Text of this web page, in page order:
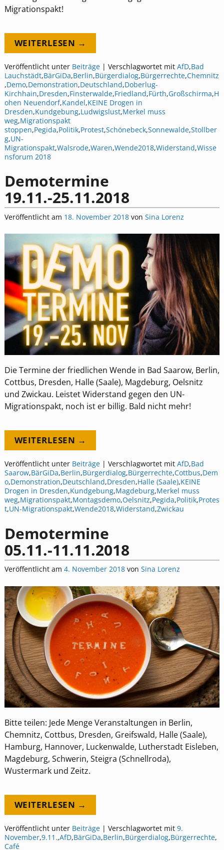
Migrationspakt!
WEITERLESEN →
Veröffentlicht unter Beiträge| Verschlagwortet mit AfD,Bad
Lauchstädt,BärGiDa,Berlin,Bürgerdialog,Bürgerrechte,Chemnitz
,Demo,Demonstration,Deutschland,Doberlug-
Kirchhain,Dresden,Finsterwalde,Friedland,Fürth,Großschirma,H
ohen Neuendorf,Kandel,KEINE Drogen in
Dresden,Kundgebung,Ludwigslust,Merkel muss
weg,Migrationspakt
stoppen,Pegida,Politik,Protest,Schönebeck,Sonnewalde,Stollber
g,UN-
Migrationspakt,Walsrode,Waren,Wende2018,Widerstand,Wisse
nsforum 2018
Demotermine
19.11.-25.11.2018
Veröffentlicht am 18. November 2018 von Sina Lorenz
Die Termine der friedlichen Wende in Bad Saarow, Berlin,
Cottbus, Dresden, Halle (Saale), Magdeburg, Oelsnitz
und Zwickau. Leistet Widerstand gegen den UN-
Migrationspakt, noch ist er billig. Bald nicht mehr!
WEITERLESEN →
Veröffentlicht unter Beiträge| Verschlagwortet mit AfD,Bad
Saarow,BärGiDa,Berlin,Bürgerdialog,Bürgerrechte,Cottbus,Dem
o,Demonstration,Deutschland,Dresden,Halle (Saale),KEINE
Drogen in Dresden,Kundgebung,Magdeburg,Merkel muss
weg,Migrationspakt,Montagsdemo,Oelsnitz,Pegida,Politik,Protes
t,UN-Migrationspakt,Wende2018,Widerstand,Zwickau
Demotermine
05.11.-11.11.2018
Veröffentlicht am 4. November 2018 von Sina Lorenz
Bitte teilen: Jede Menge Veranstaltungen in Berlin,
Chemnitz, Cottbus, Dresden, Greifswald, Halle (Saale),
Hamburg, Hannover, Luckenwalde, Lutherstadt Eisleben,
Magdeburg, Schwerin, Steigra (Schnellroda),
Wustermark und Zeitz.
WEITERLESEN →
Veröffentlicht unter Beiträge| Verschlagwortet mit 9.
November,9.11.,AfD,BärGiDa,Berlin,Bürgerdialog,Bürgerrechte,
Café